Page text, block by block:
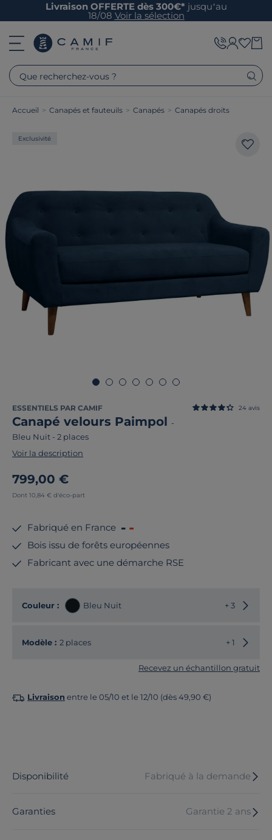
Livraison OFFERTE dès 300€* jusqu’au
18/08 Voir la sélection
Que recherchez-vous ?
Accueil > Canapés et fauteuils > Canapés > Canapés droits
Exclusivité
ESSENTIELS PAR CAMIF
Canapé velours Paimpol -
Bleu Nuit - 2 places
24 avis
Voir la description
799,00 €
Dont 10,84 € d'éco-part
Fabriqué en France
Bois issu de forêts européennes
Fabricant avec une démarche RSE
Couleur : Bleu Nuit + 3
Modèle : 2 places + 1
Recevez un échantillon gratuit
Livraison entre le 05/10 et le 12/10 (dès 49,90 €)
Disponibilité Fabriqué à la demande
Garanties Garantie 2 ans